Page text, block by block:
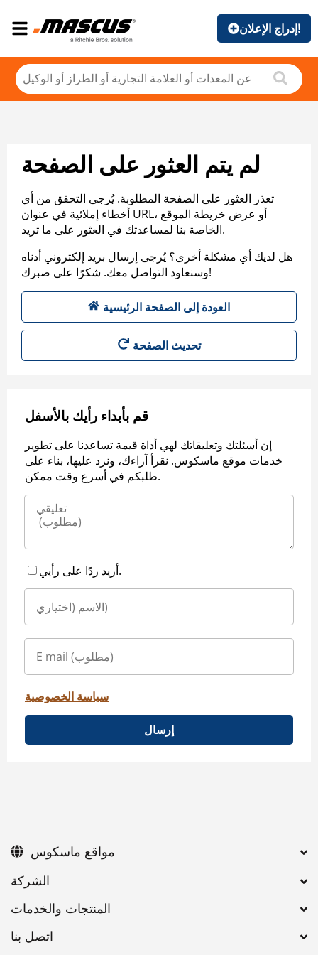
إدراج الإعلان!
لم يتم العثور على الصفحة
تعذر العثور على الصفحة المطلوبة. يُرجى التحقق من أي
أخطاء إملائية في عنوان URL، أو عرض خريطة الموقع
الخاصة بنا لمساعدتك في العثور على ما تريد.
هل لديك أي مشكلة أخرى؟ يُرجى إرسال بريد إلكتروني أدناه
وسنعاود التواصل معك. شكرًا على صبرك!
العودة إلى الصفحة الرئيسية
تحديث الصفحة
قم بأبداء رأيك بالأسفل
إن أسئلتك وتعليقاتك لهي أداة قيمة تساعدنا على تطوير
خدمات موقع ماسكوس. نقرأ آراءك، ونرد عليها، بناء على
طلبكم في أسرع وقت ممكن.
أريد ردًا على رأيي.
سياسة الخصوصية
إرسال
اتصل بنا
مواقع ماسكوس